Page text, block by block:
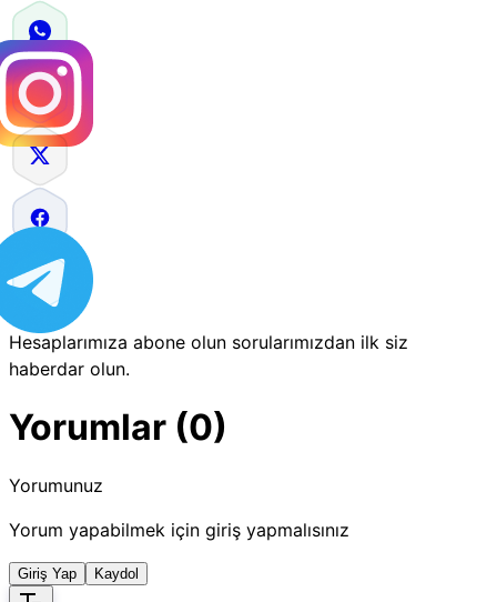
Hesaplarımıza abone olun sorularımızdan ilk siz
haberdar olun.
Yorumlar (0)
Yorumunuz
Yorum yapabilmek için giriş yapmalısınız
Giriş Yap Kaydol